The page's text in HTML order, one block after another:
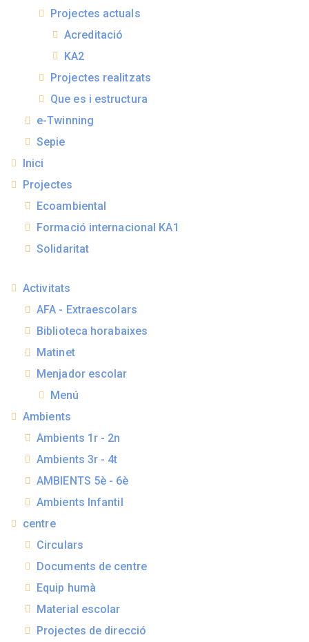
Projectes actuals
Acreditació
KA2
Projectes realitzats
Que es i estructura
e-Twinning
Sepie
Inici
Projectes
Ecoambiental
Formació internacional KA1
Solidaritat
Activitats
AFA - Extraescolars
Biblioteca horabaixes
Matinet
Menjador escolar
Menú
Ambients
Ambients 1r - 2n
Ambients 3r - 4t
AMBIENTS 5è - 6è
Ambients Infantil
centre
Circulars
Documents de centre
Equip humà
Material escolar
Projectes de direcció